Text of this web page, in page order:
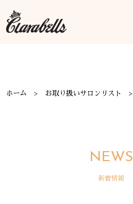
ホーム お取り扱いサロンリスト
NEWS
新着情報